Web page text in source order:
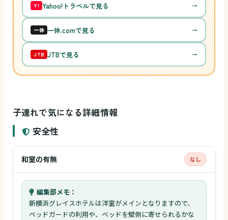
Y! Yahoo!トラベルで見る →
一休 一休.comで見る →
JTB JTBで見る →
子連れで気になる詳細情報
安全性
和室の有無 なし
編集部メモ：
新横浜グレイスホテルは洋室がメインとなりますので、
ベッドガードの利用や、ベッドを壁側に寄せられるかな